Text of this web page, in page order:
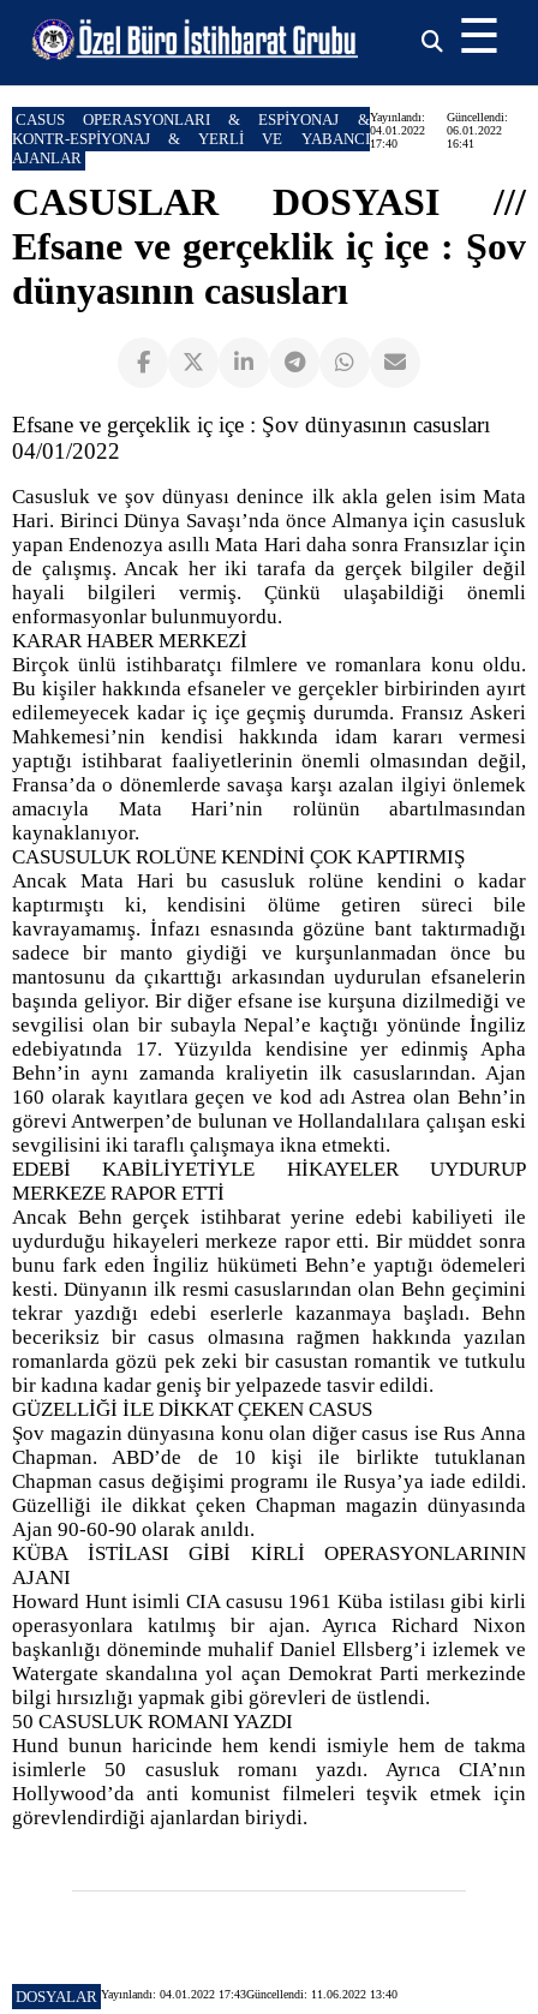
☰
CASUS OPERASYONLARI & ESPİYONAJ &
KONTR-ESPİYONAJ & YERLİ VE YABANCI
AJANLAR
Yayınlandı:
04.01.2022
17:40
Güncellendi:
06.01.2022
16:41
CASUSLAR DOSYASI ///
Efsane ve gerçeklik iç içe : Şov
dünyasının casusları
Efsane ve gerçeklik iç içe : Şov dünyasının casusları
04/01/2022
Casusluk ve şov dünyası denince ilk akla gelen isim Mata
Hari. Birinci Dünya Savaşı’nda önce Almanya için casusluk
yapan Endenozya asıllı Mata Hari daha sonra Fransızlar için
de çalışmış. Ancak her iki tarafa da gerçek bilgiler değil
hayali bilgileri vermiş. Çünkü ulaşabildiği önemli
enformasyonlar bulunmuyordu.
KARAR HABER MERKEZİ
Birçok ünlü istihbaratçı filmlere ve romanlara konu oldu.
Bu kişiler hakkında efsaneler ve gerçekler birbirinden ayırt
edilemeyecek kadar iç içe geçmiş durumda. Fransız Askeri
Mahkemesi’nin kendisi hakkında idam kararı vermesi
yaptığı istihbarat faaliyetlerinin önemli olmasından değil,
Fransa’da o dönemlerde savaşa karşı azalan ilgiyi önlemek
amacıyla Mata Hari’nin rolünün abartılmasından
kaynaklanıyor.
CASUSULUK ROLÜNE KENDİNİ ÇOK KAPTIRMIŞ
Ancak Mata Hari bu casusluk rolüne kendini o kadar
kaptırmıştı ki, kendisini ölüme getiren süreci bile
kavrayamamış. İnfazı esnasında gözüne bant taktırmadığı
sadece bir manto giydiği ve kurşunlanmadan önce bu
mantosunu da çıkarttığı arkasından uydurulan efsanelerin
başında geliyor. Bir diğer efsane ise kurşuna dizilmediği ve
sevgilisi olan bir subayla Nepal’e kaçtığı yönünde İngiliz
edebiyatında 17. Yüzyılda kendisine yer edinmiş Apha
Behn’in aynı zamanda kraliyetin ilk casuslarından. Ajan
160 olarak kayıtlara geçen ve kod adı Astrea olan Behn’in
görevi Antwerpen’de bulunan ve Hollandalılara çalışan eski
sevgilisini iki taraflı çalışmaya ikna etmekti.
EDEBİ KABİLİYETİYLE HİKAYELER UYDURUP
MERKEZE RAPOR ETTİ
Ancak Behn gerçek istihbarat yerine edebi kabiliyeti ile
uydurduğu hikayeleri merkeze rapor etti. Bir müddet sonra
bunu fark eden İngiliz hükümeti Behn’e yaptığı ödemeleri
kesti. Dünyanın ilk resmi casuslarından olan Behn geçimini
tekrar yazdığı edebi eserlerle kazanmaya başladı. Behn
beceriksiz bir casus olmasına rağmen hakkında yazılan
romanlarda gözü pek zeki bir casustan romantik ve tutkulu
bir kadına kadar geniş bir yelpazede tasvir edildi.
GÜZELLİĞİ İLE DİKKAT ÇEKEN CASUS
Şov magazin dünyasına konu olan diğer casus ise Rus Anna
Chapman. ABD’de de 10 kişi ile birlikte tutuklanan
Chapman casus değişimi programı ile Rusya’ya iade edildi.
Güzelliği ile dikkat çeken Chapman magazin dünyasında
Ajan 90-60-90 olarak anıldı.
KÜBA İSTİLASI GİBİ KİRLİ OPERASYONLARININ
AJANI
Howard Hunt isimli CIA casusu 1961 Küba istilası gibi kirli
operasyonlara katılmış bir ajan. Ayrıca Richard Nixon
başkanlığı döneminde muhalif Daniel Ellsberg’i izlemek ve
Watergate skandalına yol açan Demokrat Parti merkezinde
bilgi hırsızlığı yapmak gibi görevleri de üstlendi.
50 CASUSLUK ROMANI YAZDI
Hund bunun haricinde hem kendi ismiyle hem de takma
isimlerle 50 casusluk romanı yazdı. Ayrıca CIA’nın
Hollywood’da anti komunist filmeleri teşvik etmek için
görevlendirdiği ajanlardan biriydi.
DOSYALAR Yayınlandı: 04.01.2022 17:43Güncellendi: 11.06.2022 13:40